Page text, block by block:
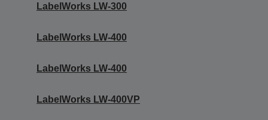
LabelWorks LW-300
LabelWorks LW-400
LabelWorks LW-400
LabelWorks LW-400VP